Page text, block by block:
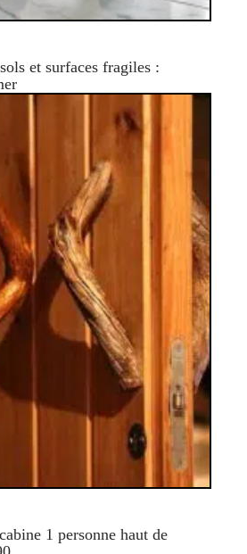
et surfaces fragiles :
1 personne haut de